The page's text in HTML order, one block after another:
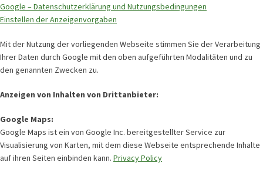
Google – Datenschutzerklärung und Nutzungsbedingungen
Einstellen der Anzeigenvorgaben
Mit der Nutzung der vorliegenden Webseite stimmen Sie der Verarbeitung
Ihrer Daten durch Google mit den oben aufgeführten Modalitäten und zu
den genannten Zwecken zu.
Anzeigen von Inhalten von Drittanbieter:
Google Maps:
Google Maps ist ein von Google Inc. bereitgestellter Service zur
Visualisierung von Karten, mit dem diese Webseite entsprechende Inhalte
auf ihren Seiten einbinden kann. Privacy Policy